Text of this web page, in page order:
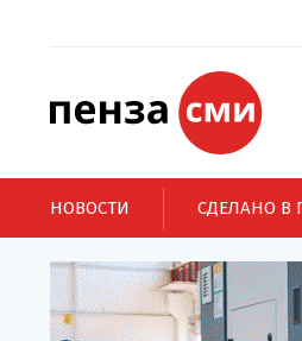
НОВОСТИ СДЕЛАНО В